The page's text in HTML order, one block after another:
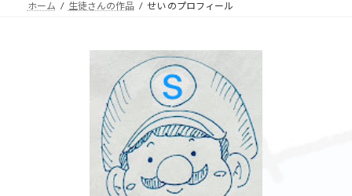
ホーム 生徒さんの作品 せい のプロフィール